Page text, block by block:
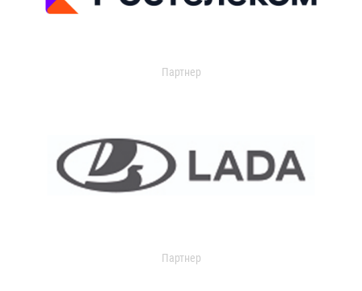
Партнер
Партнер